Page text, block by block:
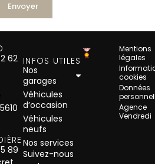
Envoyer
62
89
INFOS UTILES
Nos
garages
Véhicules
d’occasion
Véhicules
neufs
Nos services
Suivez-nous
Mentions
légales
cookies
Données
Agence
Vendredi